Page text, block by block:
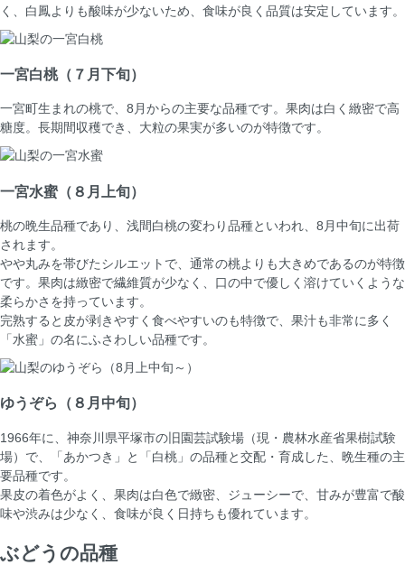
く、白鳳よりも酸味が少ないため、食味が良く品質は安定しています。
一宮白桃（７月下旬）
一宮町生まれの桃で、8月からの主要な品種です。果肉は白く緻密で高
糖度。長期間収穫でき、大粒の果実が多いのが特徴です。
一宮水蜜（８月上旬）
桃の晩生品種であり、浅間白桃の変わり品種といわれ、8月中旬に出荷
されます。
やや丸みを帯びたシルエットで、通常の桃よりも大きめであるのが特徴
です。果肉は緻密で繊維質が少なく、口の中で優しく溶けていくような
柔らかさを持っています。
完熟すると皮が剥きやすく食べやすいのも特徴で、果汁も非常に多く
「水蜜」の名にふさわしい品種です。
ゆうぞら （８月中旬）
1966年に、神奈川県平塚市の旧園芸試験場（現・農林水産省果樹試験
場）で、「あかつき」と「白桃」の品種と交配・育成した、晩生種の主
要品種です。
果皮の着色がよく、果肉は白色で緻密、ジューシーで、甘みが豊富で酸
味や渋みは少なく、食味が良く日持ちも優れています。
ぶどうの品種